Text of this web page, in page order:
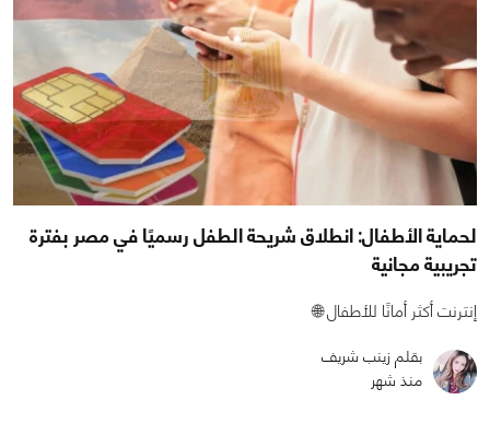
لحماية الأطفال: انطلاق شريحة الطفل رسميًا في مصر بفترة
بقلم زينب شريف